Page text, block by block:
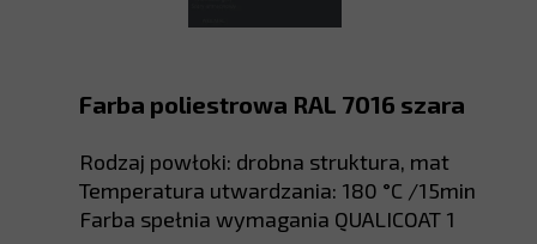
Farba poliestrowa RAL 7016 szara
Rodzaj powłoki: drobna struktura, mat
Temperatura utwardzania: 180 °C /15min
Farba spełnia wymagania QUALICOAT 1